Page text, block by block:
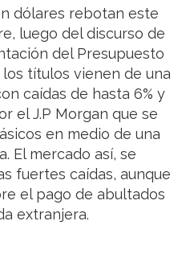
dólares rebotan este
luego del discurso de
del Presupuesto
los títulos vienen de una
caídas de hasta 6% y
el J.P Morgan que se
en medio de una
El mercado así, se
fuertes caídas, aunque
el pago de abultados
extranjera.